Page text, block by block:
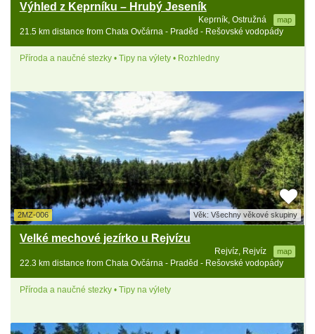
Výhled z Keprníku – Hrubý Jeseník
Keprník, Ostružná map
21.5 km distance from Chata Ovčárna - Praděd - Rešovské vodopády
Příroda a naučné stezky • Tipy na výlety • Rozhledny
2MZ-006 Věk: Všechny věkové skupiny
Velké mechové jezírko u Rejvízu
Rejvíz, Rejvíz map
22.3 km distance from Chata Ovčárna - Praděd - Rešovské vodopády
Příroda a naučné stezky • Tipy na výlety